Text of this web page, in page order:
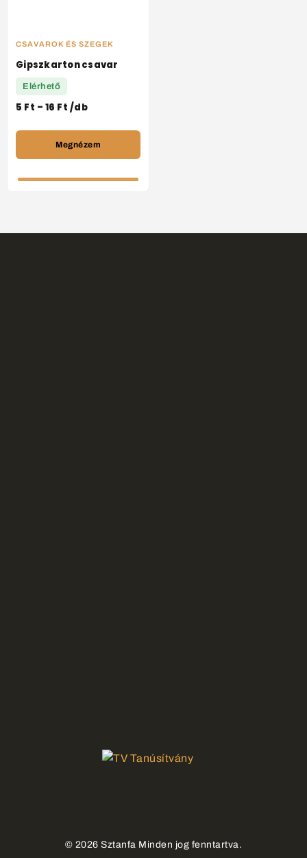
CSAVAROK ÉS SZEGEK
Gipszkarton csavar
Elérhető
5 Ft – 16 Ft /db
Megnézem
© 2026 Sztanfa Minden jog fenntartva.